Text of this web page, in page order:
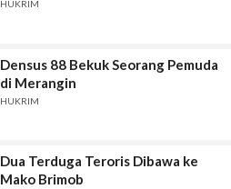
HUKRIM
Densus 88 Bekuk Seorang Pemuda
di Merangin
HUKRIM
Dua Terduga Teroris Dibawa ke
Mako Brimob